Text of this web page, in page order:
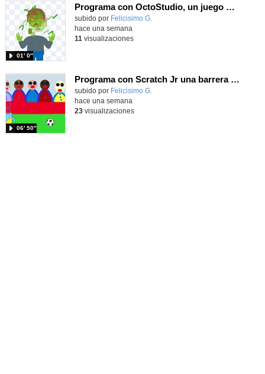
Programa con OctoStudio, un juego homenajeando al House of the dead con Zombies
Contenido educativo.
subido por Felicisimo G.
01′ 0″
hace una semana
11 visualizaciones
Programa con Scratch Jr una barrera que se desplaza para dar sensación de movimiento
Contenido educativo.
subido por Felicisimo G.
06′ 50″
hace una semana
23visualizaciones